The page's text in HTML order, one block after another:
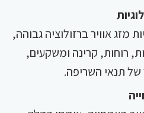
אוויר ברזולוציה גבוהה,
רוחות, קרינה ומשקעים,
של תנאי השריפה.